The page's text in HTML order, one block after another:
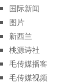
国际新闻
图片
新西兰
桃源诗社
毛传媒播客
毛传媒视频